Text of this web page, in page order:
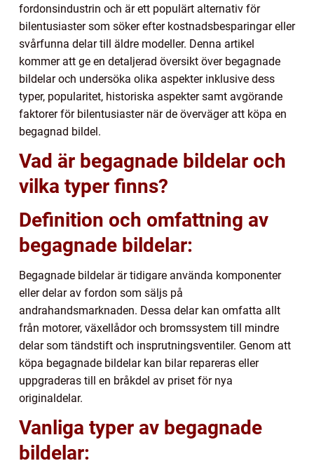
fordonsindustrin och är ett populärt alternativ för
bilentusiaster som söker efter kostnadsbesparingar eller
svårfunna delar till äldre modeller. Denna artikel
kommer att ge en detaljerad översikt över begagnade
bildelar och undersöka olika aspekter inklusive dess
typer, popularitet, historiska aspekter samt avgörande
faktorer för bilentusiaster när de överväger att köpa en
begagnad bildel.
Vad är begagnade bildelar och
vilka typer finns?
Definition och omfattning av
begagnade bildelar:
Begagnade bildelar är tidigare använda komponenter
eller delar av fordon som säljs på
andrahandsmarknaden. Dessa delar kan omfatta allt
från motorer, växellådor och bromssystem till mindre
delar som tändstift och insprutningsventiler. Genom att
köpa begagnade bildelar kan bilar repareras eller
uppgraderas till en bråkdel av priset för nya
originaldelar.
Vanliga typer av begagnade
bildelar: